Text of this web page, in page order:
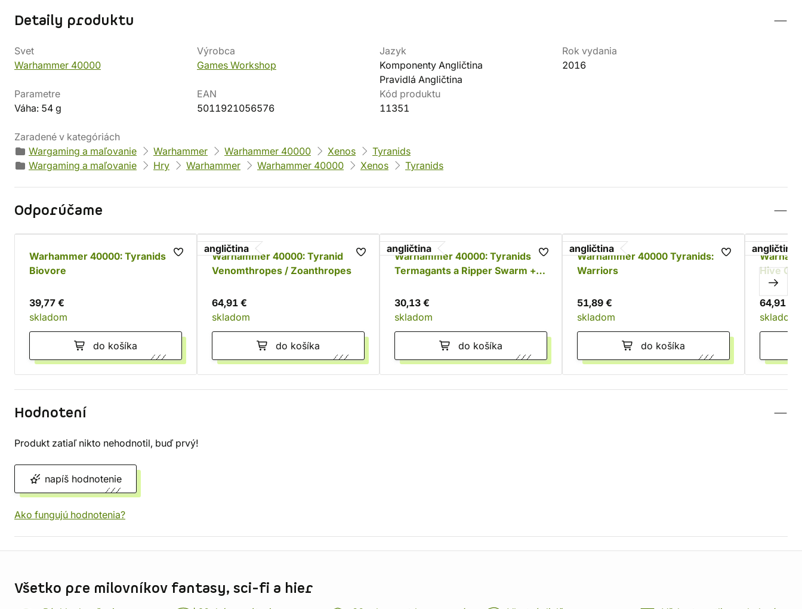
Detaily produktu
Svet
Warhammer 40000
Výrobca
Games Workshop
Jazyk
Komponenty Angličtina
Pravidlá Angličtina
Rok vydania
2016
Parametre
Váha: 54 g
EAN
5011921056576
Kód produktu
11351
Zaradené v kategóriách
Wargaming a maľovanie
Warhammer Warhammer 40000 Xenos
Tyranids
Wargaming a maľovanie
Hry Warhammer Warhammer 40000 Xenos Tyranids
Odporúčame
Warhammer 40000: Tyranids -
Biovore
39,77 €
skladom
do košíka
angličtina
Warhammer 40000: Tyranid
Venomthropes / Zoanthropes
64,91 €
skladom
do košíka
angličtina
Warhammer 40000: Tyranids -
Termagants a Ripper Swarm +
30,13 €
skladom
do košíka
angličtina
Warhammer 40000 Tyranids:
Warriors
51,89 €
skladom
do košíka
angličtina
Hive
64,91 €
skladom
Hodnotení
Produkt zatiaľ nikto nehodnotil, buď prvý!
napíš hodnotenie
Ako fungujú hodnotenia?
Všetko pre milovníkov fantasy, sci-fi a hier